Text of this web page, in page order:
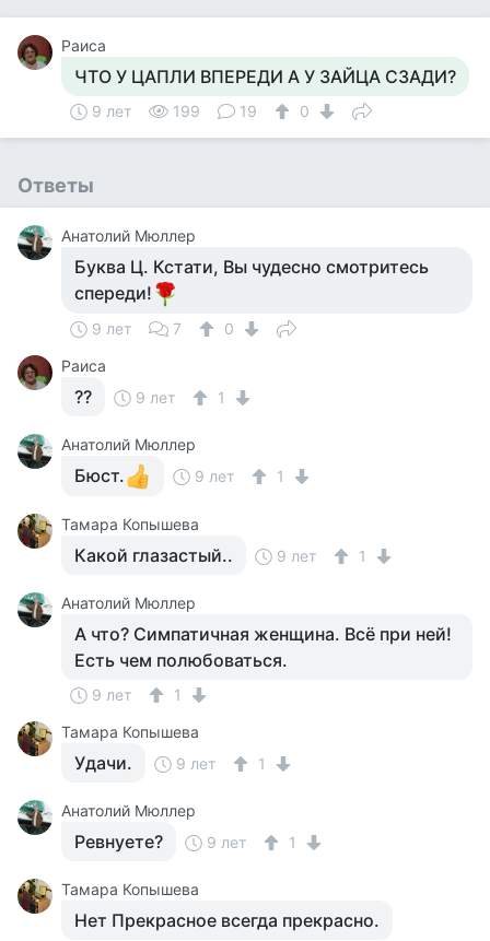
Раиса
ЧТО У ЦАПЛИ ВПЕРЕДИ А У ЗАЙЦА СЗАДИ?
9 лет 199 19 0
Ответы
Анатолий Мюллер
Буква Ц. Кстати, Вы чудесно смотритесь
спереди!
9 лет 7
0
Раиса
?? 9 лет 1
Анатолий Мюллер
Бюст. 9 лет 1
Тамара Копышева
Какой глазастый.. 9 лет 1
Анатолий Мюллер
А что? Симпатичная женщина. Всё при ней!
Есть чем полюбоваться.
9 лет
1
Тамара Копышева
Удачи. 9 лет 1
Анатолий Мюллер
Ревнуете? 9 лет 1
Тамара Копышева
Нет Прекрасное всегда прекрасно.